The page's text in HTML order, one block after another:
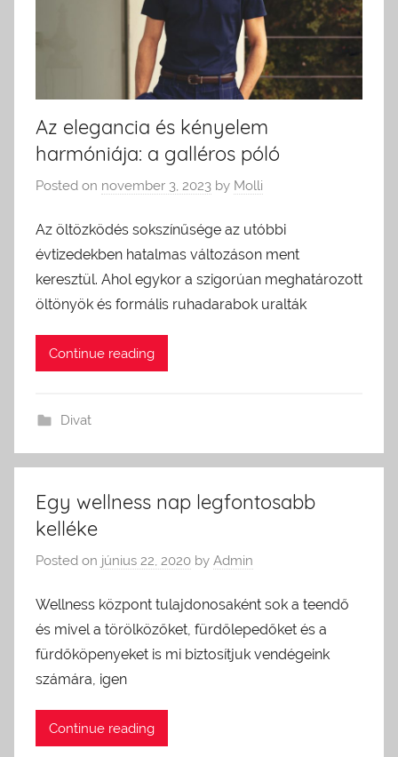
Az elegancia és kényelem
harmóniája: a galléros póló
Posted on november 3, 2023 by Molli
Az öltözködés sokszínűsége az utóbbi
évtizedekben hatalmas változáson ment
keresztül. Ahol egykor a szigorúan meghatározott
öltönyök és formális ruhadarabok uralták
Continue reading
Divat
Egy wellness nap legfontosabb
kelléke
Posted on június 22, 2020 by Admin
Wellness központ tulajdonosaként sok a teendő
és mivel a törölközőket, fürdőlepedőket és a
fürdőköpenyeket is mi biztosítjuk vendégeink
számára, igen
Continue reading